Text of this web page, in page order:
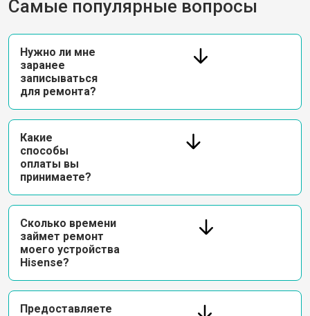
Самые популярные вопросы
Нужно ли мне
заранее
записываться
для ремонта?
Какие
способы
оплаты вы
принимаете?
Сколько времени
займет ремонт
моего устройства
Hisense?
Предоставляете